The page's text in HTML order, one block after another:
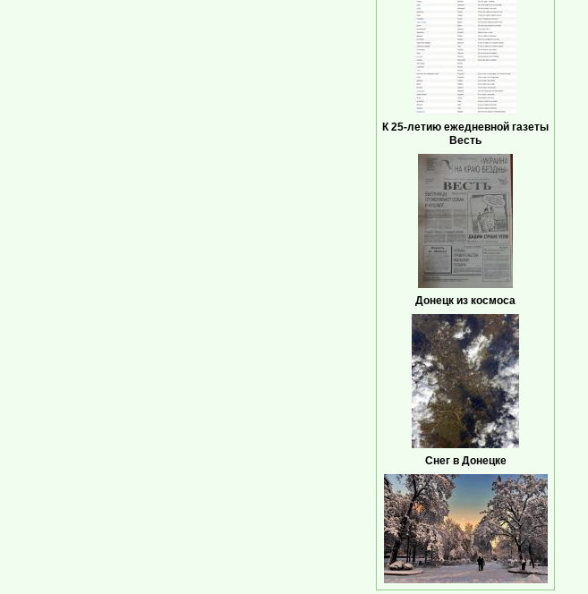
К 25-летию ежедневной газеты
Весть
Донецк из космоса
Снег в Донецке